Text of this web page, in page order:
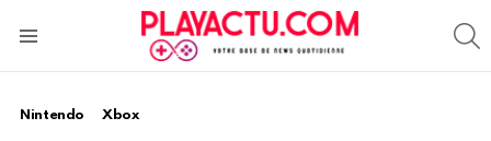
Nintendo Xbox